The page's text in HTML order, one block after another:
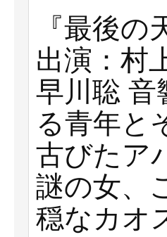
『最後
出演：村
早川聡 ⾳
る⻘年と
古びたア
謎の⼥、
穏なカオ